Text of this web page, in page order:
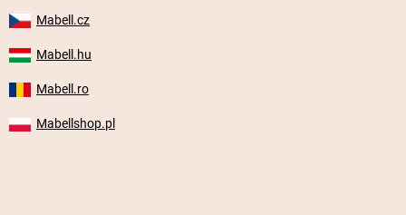
Mabell.cz
Mabell.hu
Mabell.ro
Mabellshop.pl